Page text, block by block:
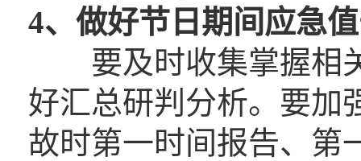
4、 做好节日期间应急
要及时收集掌握相关
好汇总研判分析。要加
故时第一时间报告、第